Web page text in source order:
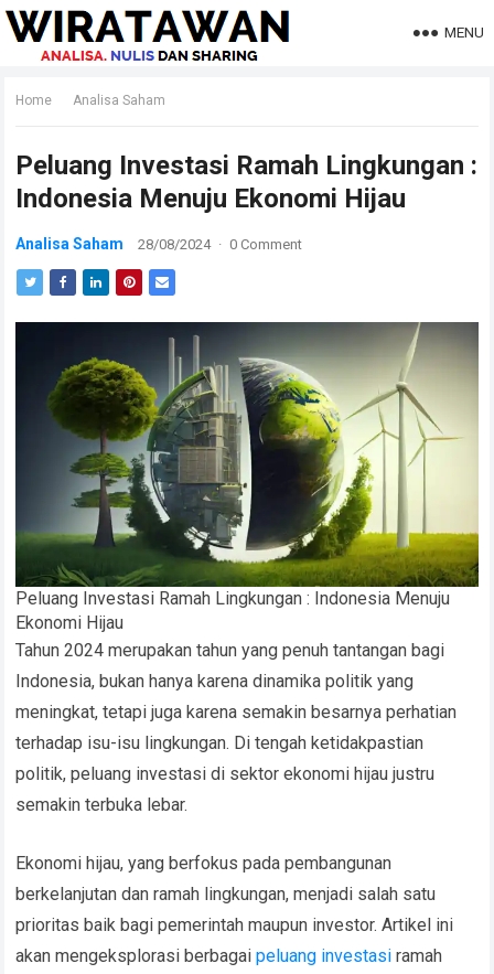
MENU
Home Analisa Saham
Peluang Investasi Ramah Lingkungan :
Indonesia Menuju Ekonomi Hijau
Analisa Saham 28/08/2024 · 0 Comment
Peluang Investasi Ramah Lingkungan : Indonesia Menuju
Ekonomi Hijau
Tahun 2024 merupakan tahun yang penuh tantangan bagi
Indonesia, bukan hanya karena dinamika politik yang
meningkat, tetapi juga karena semakin besarnya perhatian
terhadap isu-isu lingkungan. Di tengah ketidakpastian
politik, peluang investasi di sektor ekonomi hijau justru
semakin terbuka lebar.
Ekonomi hijau, yang berfokus pada pembangunan
berkelanjutan dan ramah lingkungan, menjadi salah satu
prioritas baik bagi pemerintah maupun investor. Artikel ini
akan mengeksplorasi berbagaipeluang investasi ramah